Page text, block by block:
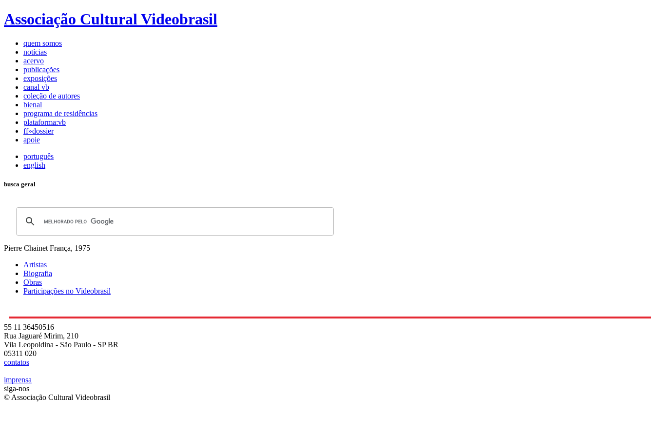
Associação Cultural Videobrasil
quem somos
notícias
acervo
publicações
exposições
canal vb
coleção de autores
bienal
programa de residências
plataforma:vb
ff»dossier
apoie
português
english
busca geral
Pierre Chainet França, 1975
Artistas
Biografia
Obras
Participações no Videobrasil
55 11 36450516
Rua Jaguaré Mirim, 210
Vila Leopoldina - São Paulo - SP BR
05311 020
contatos
imprensa
siga-nos
© Associação Cultural Videobrasil